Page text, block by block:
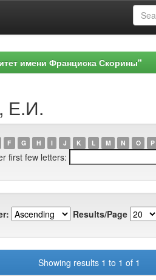
имени Франциска Скорины"
Е.И.
F G H I J K L M N O P
first few letters:
Results/Page
Showing results 1 to 1 of 1